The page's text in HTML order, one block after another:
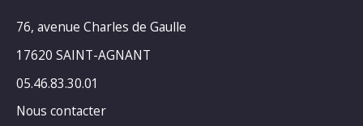
76, avenue Charles de Gaulle
17620 SAINT-AGNANT
05.46.83.30.01
Nous contacter